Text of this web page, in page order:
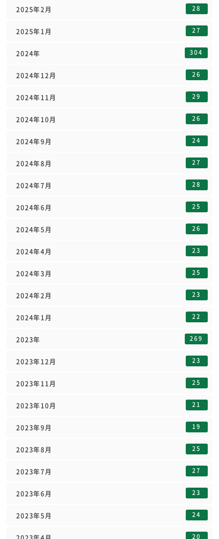
2025年2月 28
2025年1月 27
2024年 304
2024年12月 26
2024年11月 29
2024年10月 26
2024年9月 24
2024年8月 27
2024年7月 28
2024年6月 25
2024年5月 26
2024年4月 23
2024年3月 25
2024年2月 23
2024年1月 22
2023年 269
2023年12月 23
2023年11月 25
2023年10月 21
2023年9月 19
2023年8月 25
2023年7月 27
2023年6月 23
2023年5月 24
2023年4月 20